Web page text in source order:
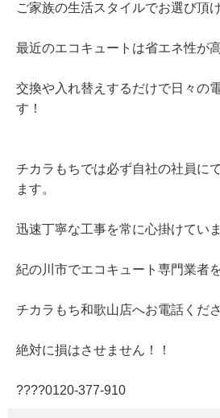
ご家族の生活スタイルでお選び頂け
最近のエコキュートは省エネ性が
交換や入れ替えするだけで日々の
す！
チカラもちでは必ず自社の社員に
ます。
迅速丁寧な工事を常に心掛けていま
紀の川市でエコキュート専門業者
チカラもち和歌山店へお電話くださ
絶対に損はさせません！！
????0120‐377‐910